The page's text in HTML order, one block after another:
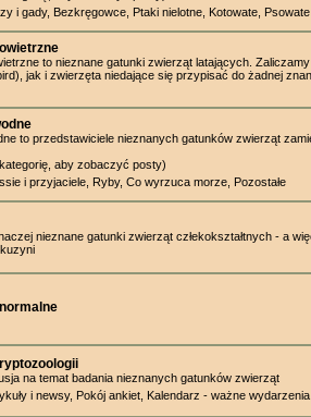
i gady, Bezkręgowce Ptaki nielotne Kotowate Psowate
to nieznane gatunki zwierząt latających.
jak i zwierzęta niedające się przypisać do żadnej
to przedstawiciele nieznanych gatunków zwierząt
aby zobaczyć posty)
i przyjaciele Ryby, Co wyrzuca morze Pozostałe
nieznane gatunki zwierząt człekokształtnych - a
na temat badania nieznanych gatunków zwierząt
i newsy, Pokój ankiet Kalendarz - ważne wydarzenia